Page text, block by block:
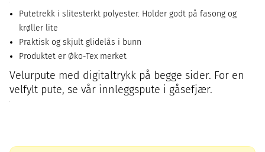
Putetrekk i slitesterkt polyester. Holder godt på fasong og
krøller lite
Praktisk og skjult glidelås i bunn
Produktet er Øko-Tex merket
Velurpute med digitaltrykk på begge sider. For en
velfylt pute, se vår innleggspute i gåsefjær.